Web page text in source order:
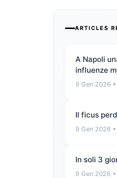
ARTICLES
A Napoli
influenze
9 Gen 2026
Il ficus
9 Gen 2026
In soli 3
9 Gen 2026